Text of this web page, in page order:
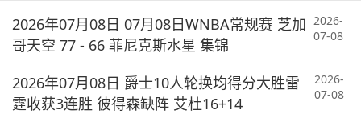
2026年07月08日 07月08日WNBA常规赛 芝加
哥天空 77 - 66 菲尼克斯水星 集锦
2026-
07-08
2026年07月08日 爵士10人轮换均得分大胜雷
霆收获3连胜 彼得森缺阵 艾杜16+14
2026-
07-08